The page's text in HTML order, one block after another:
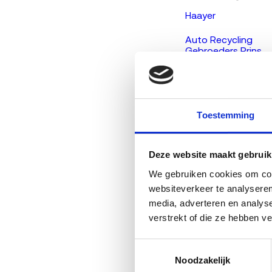
Toestemming
Deze website maakt
We gebruiken cookies om
websiteverkeer te
media, adverteren en
verstrekt of die ze hebben
Noodzakelijk
Haayer
Auto Recycling
Gebroeders Prins
Onderdelen
Db Demontage B.V.
Vraag naar
mee, verlaat
Controleer
Zonder een
minder
Bedenk de
niet. Bij